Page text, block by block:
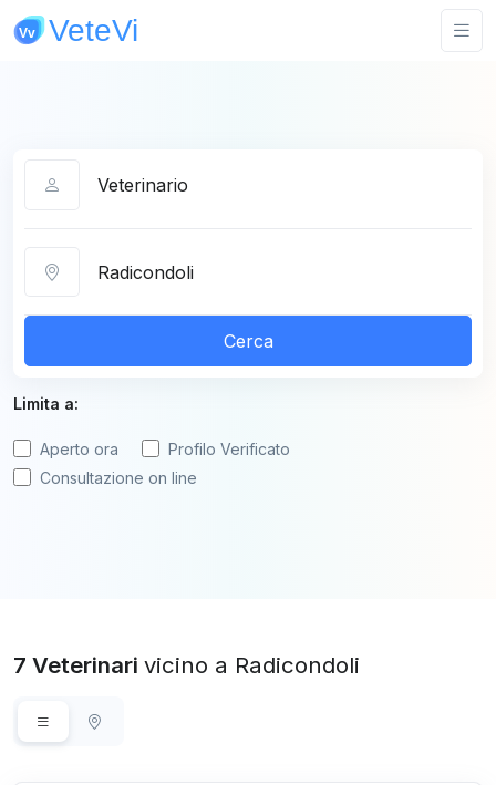
Cerca
Limita a:
Aperto ora
Profilo Verificato
Consultazione on line
7 Veterinari vicino a Radicondoli